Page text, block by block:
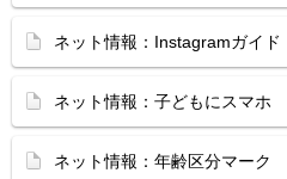
ネット情報：Instagramガイド
ネット情報：子どもにスマホ
ネット情報：年齢区分マーク